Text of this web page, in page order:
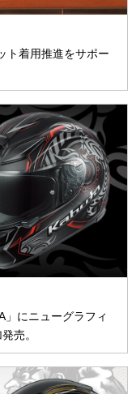
ト着用推進をサポー
」にニューグラフィ
売。